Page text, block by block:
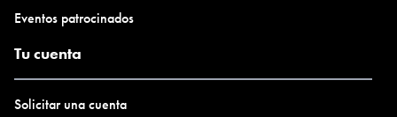
Eventos patrocinados
Tu cuenta
Solicitar una cuenta